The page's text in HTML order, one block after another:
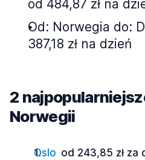
od 484,87 zł na
Od: Norwegia do:
387,18 zł na dzień
2
Norwegii
Oslo od 243,85 zł za